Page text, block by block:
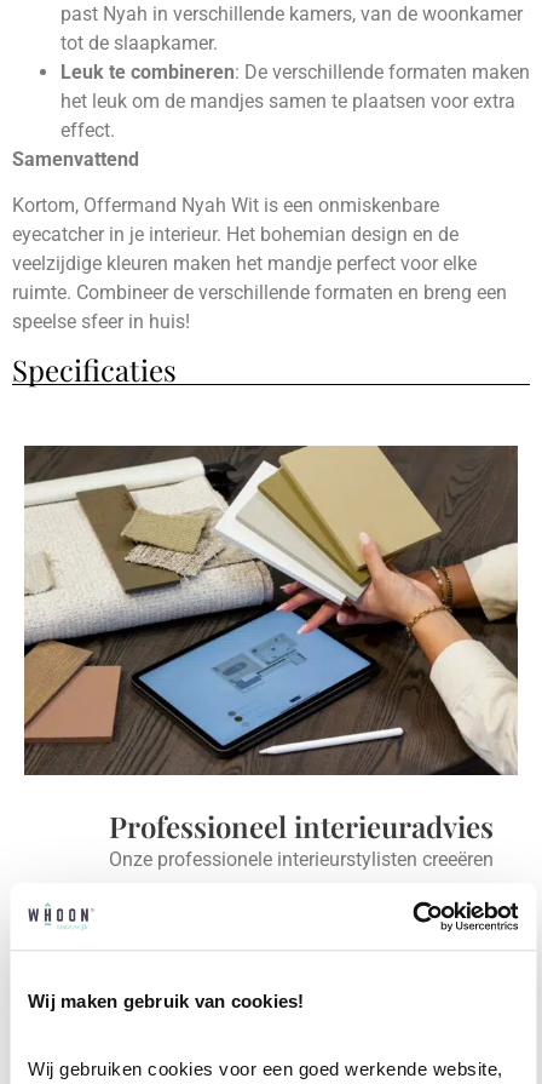
Wij maken gebruik van cookies!
Wij gebruiken cookies voor een goed werkende website,
past Nyah in verschillende kamers, van de woonkamer
tot de slaapkamer.
Leuk te combineren: De verschillende formaten maken
het leuk om de mandjes samen te plaatsen voor extra
effect.
Samenvattend
Kortom, Offermand Nyah Wit is een onmiskenbare
eyecatcher in je interieur. Het bohemian design en de
veelzijdige kleuren maken het mandje perfect voor elke
ruimte. Combineer de verschillende formaten en breng een
speelse sfeer in huis!
Specificaties
Professioneel interieuradvies
Onze professionele interieurstylisten creeëren
vanuit jouw wensen en behoeften een
✓ Afstyling aan huis
✓ 3D interieurontwerp